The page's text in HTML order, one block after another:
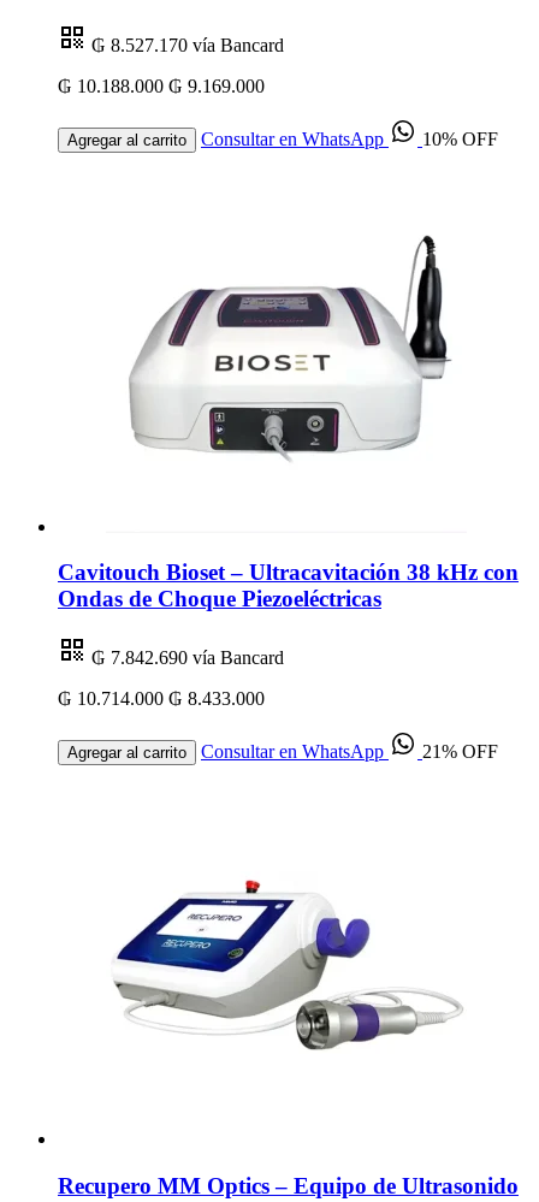
₲ 8.527.170 vía Bancard
₲ 10.188.000 ₲ 9.169.000
Agregar al carrito Consultar en WhatsApp 10% OFF
Cavitouch Bioset – Ultracavitación 38 kHz con
Ondas de Choque Piezoeléctricas
₲ 7.842.690 vía Bancard
₲ 10.714.000 ₲ 8.433.000
Agregar al carrito Consultar en WhatsApp 21% OFF
Recupero MM Optics – Equipo de Ultrasonido